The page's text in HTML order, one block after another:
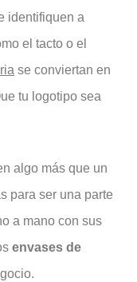
identifiquen a
el tacto o el
se conviertan en
tu logotipo sea
algo más que un
para ser una parte
a mano con sus
envases de